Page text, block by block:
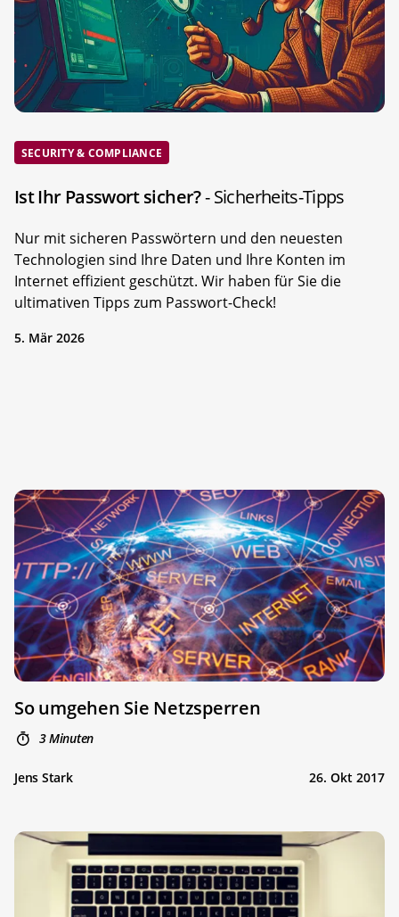
SECURITY & COMPLIANCE
Ist Ihr Passwort sicher?- Sicherheits-Tipps
Nur mit sicheren Passwörtern und den neuesten
Technologien sind Ihre Daten und Ihre Konten im
Internet effizient geschützt. Wir haben für Sie die
ultimativen Tipps zum Passwort-Check!
5. Mär 2026
So umgehen Sie Netzsperren
3 Minuten
Jens Stark 26. Okt 2017